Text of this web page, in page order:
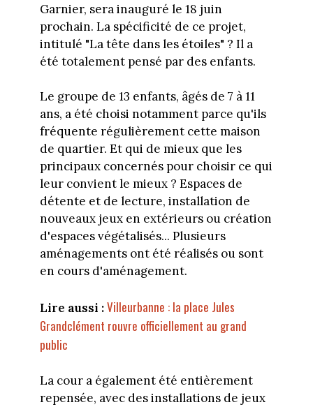
Garnier, sera inauguré le 18 juin
prochain. La spécificité de ce projet,
intitulé "La tête dans les étoiles" ? Il a
été totalement pensé par des enfants.
Le groupe de 13 enfants, âgés de 7 à 11
ans, a été choisi notamment parce qu'ils
fréquente régulièrement cette maison
de quartier. Et qui de mieux que les
principaux concernés pour choisir ce qui
leur convient le mieux ? Espaces de
détente et de lecture, installation de
nouveaux jeux en extérieurs ou création
d'espaces végétalisés... Plusieurs
aménagements ont été réalisés ou sont
en cours d'aménagement.
Lire aussi : Villeurbanne : la place Jules
Grandclément rouvre officiellement au grand
public
La cour a également été entièrement
repensée, avec des installations de jeux